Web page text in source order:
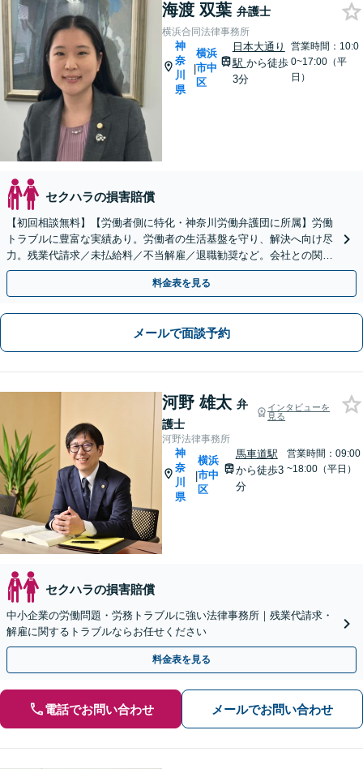
海渡 双葉 弁護士
横浜合同法律事務所
神
奈
川
県
|
横浜
市中
区
日本大通り
駅 から徒歩
3分
営業時間：10:0
0~17:00（平
日）
セクハラの損害賠償
【初回相談無料】【労働者側に特化・神奈川労働弁護団に所属】労働
トラブルに豊富な実績あり。労働者の生活基盤を守り、解決へ向け尽
力。残業代請求／未払給料／不当解雇／退職勧奨など。会社との関係
性も考慮し、ご意向を尊重しながら丁寧に対応いたします
料金表を見る
メールで面談予約
河野 雄太 弁
護士
インタビューを
見る
河野法律事務所
神
奈
川
県
|
横浜
市中
区
馬車道駅
から徒歩3
分
営業時間：09:00
~18:00（平日）
セクハラの損害賠償
中小企業の労働問題・労務トラブルに強い法律事務所｜残業代請求・
解雇に関するトラブルならお任せください
料金表を見る
電話でお問い合わせ メールでお問い合わせ